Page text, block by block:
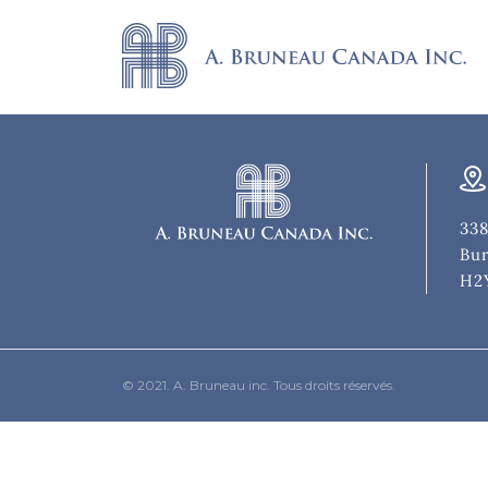
© 2021. A. Bruneau inc. Tous droits réservés.